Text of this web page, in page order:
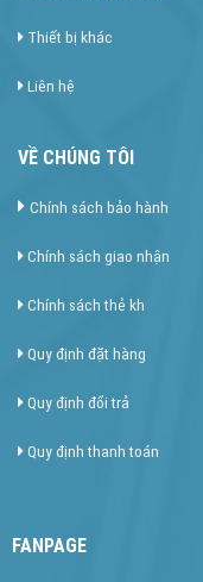
Thiết bị khác
Liên hệ
VỀ CHÚNG TÔI
Chính sách bảo hành
Chính sách giao nhận
Chính sách thẻ kh
Quy định đặt hàng
Quy định đổi trả
Quy định thanh toán
FANPAGE